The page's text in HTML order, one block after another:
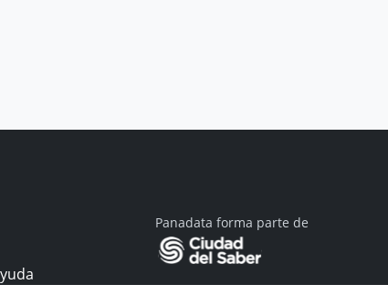
Panadata forma parte de